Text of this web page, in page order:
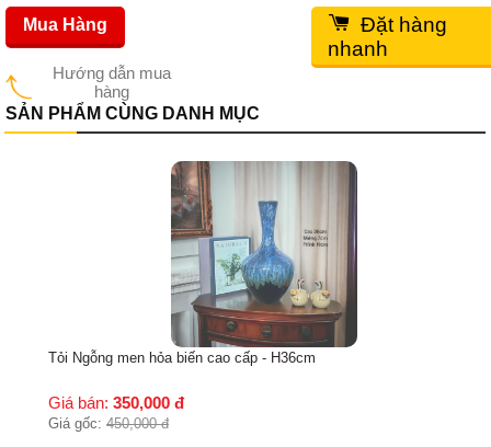
Hướng dẫn mua
hàng
Mua Hàng
Đặt hàng
nhanh
SẢN PHẨM CÙNG DANH MỤC
Tỏi Ngỗng men hỏa biến cao cấp - H36cm
Giá bán:350,000 đ
Giá gốc:450,000 đ